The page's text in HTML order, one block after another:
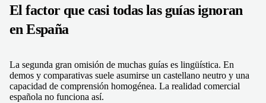
El factor que casi todas las guías ignoran
en España
La segunda gran omisión de muchas guías es lingüística. En
demos y comparativas suele asumirse un castellano neutro y una
capacidad de comprensión homogénea. La realidad comercial
española no funciona así.